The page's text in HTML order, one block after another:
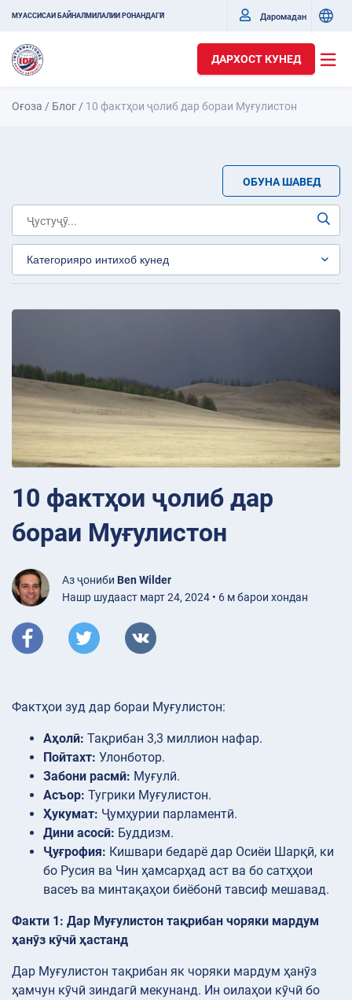
МУАССИСАИ БАЙНАЛМИЛАЛИИ РОНАНДАГӢ Даромадан
ДАРХОСТ КУНЕД
Оғоза / Блог / 10 фактҳои ҷолиб дар бораи Муғулистон
ОБУНА ШАВЕД
10 фактҳои ҷолиб дар
бораи Муғулистон
Аз ҷониби Ben Wilder
Нашр шудааст март 24, 2024 • 6 м барои хондан
Фактҳои зуд дар бораи Муғулистон:
Аҳолӣ: Тақрибан 3,3 миллион нафар.
Пойтахт: Улонботор.
Забони расмӣ: Муғулӣ.
Асъор: Тугрики Муғулистон.
Ҳукумат: Ҷумҳурии парламентӣ.
Дини асосӣ: Буддизм.
Ҷуғрофия: Кишвари бедарё дар Осиёи Шарқӣ, ки
бо Русия ва Чин ҳамсарҳад аст ва бо сатҳҳои
васеъ ва минтақаҳои биёбонӣ тавсиф мешавад.
Факти 1: Дар Муғулистон тақрибан чоряки мардум
ҳанӯз кӯчӣ ҳастанд
Дар Муғулистон тақрибан як чоряки мардум ҳанӯз
ҳамчун кӯчӣ зиндагӣ мекунанд. Ин оилаҳои кӯчӣ бо